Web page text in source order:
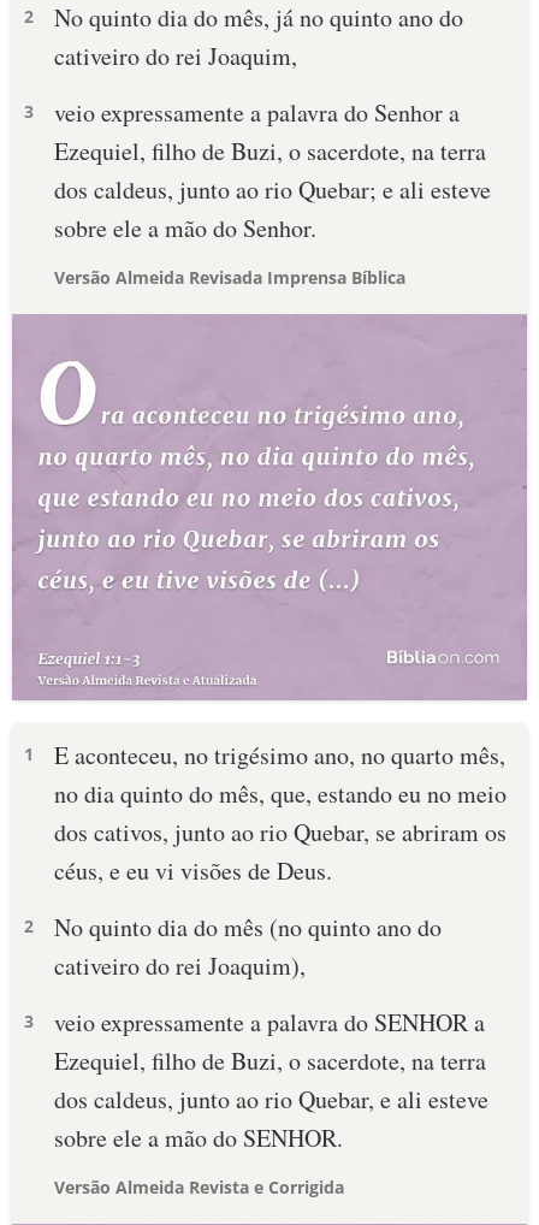
2
No quinto dia do mês, já no quinto ano do
cativeiro do rei Joaquim,
3
veio expressamente a palavra do Senhor a
Ezequiel, filho de Buzi, o sacerdote, na terra
dos caldeus, junto ao rio Quebar; e ali esteve
sobre ele a mão do Senhor.
Versão Almeida Revisada Imprensa Bíblica
1
E aconteceu, no trigésimo ano, no quarto mês,
no dia quinto do mês, que, estando eu no meio
dos cativos, junto ao rio Quebar, se abriram os
céus, e eu vi visões de Deus.
2
No quinto dia do mês (no quinto ano do
cativeiro do rei Joaquim),
3
veio expressamente a palavra do SENHOR a
Ezequiel, filho de Buzi, o sacerdote, na terra
dos caldeus, junto ao rio Quebar, e ali esteve
sobre ele a mão do SENHOR.
Versão Almeida Revista e Corrigida